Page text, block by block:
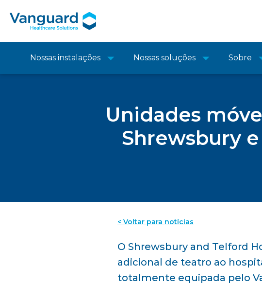
Nossas instalações Nossas soluções Sobre
Unidades
Shrewsbury
< Voltar para notícias
O Shrewsbury and Telford
adicional de teatro ao
totalmente equipada pelo